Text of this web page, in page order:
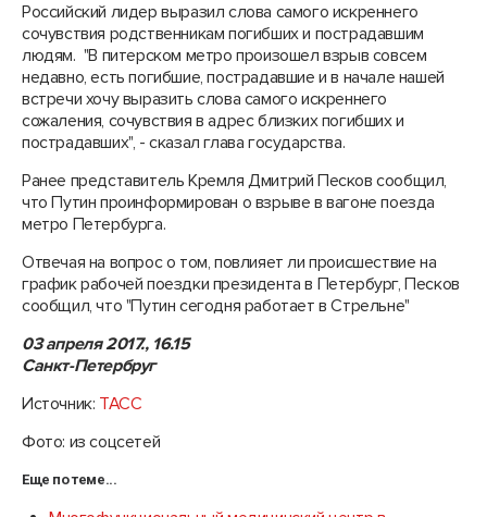
Российский лидер выразил слова самого искреннего
сочувствия родственникам погибших и пострадавшим
людям. "В питерском метро произошел взрыв совсем
недавно, есть погибшие, пострадавшие и в начале нашей
встречи хочу выразить слова самого искреннего
сожаления, сочувствия в адрес близких погибших и
пострадавших", - сказал глава государства.
Ранее представитель Кремля Дмитрий Песков сообщил,
что Путин проинформирован о взрыве в вагоне поезда
метро Петербурга.
Отвечая на вопрос о том, повлияет ли происшествие на
график рабочей поездки президента в Петербург, Песков
сообщил, что "Путин сегодня работает в Стрельне"
03 апреля 2017., 16.15
Санкт-Петербруг
Источник: ТАСС
Фото: из соцсетей
Еще по теме...